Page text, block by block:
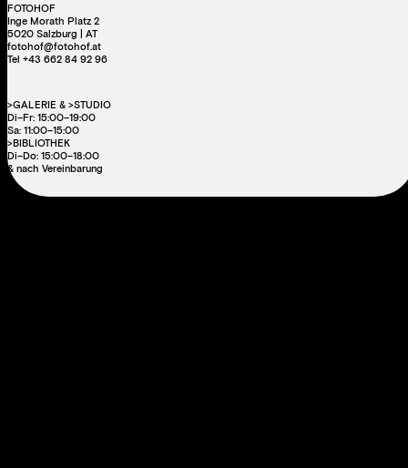
FOTOHOF
Inge Morath Platz 2
5020 Salzburg | AT
fotohof@fotohof.at
Tel +43 662 84 92 96
>GALERIE & >STUDIO
Di–Fr: 15:00–19:00
Sa: 11:00–15:00
>BIBLIOTHEK
Di–Do: 15:00–18:00
& nach Vereinbarung